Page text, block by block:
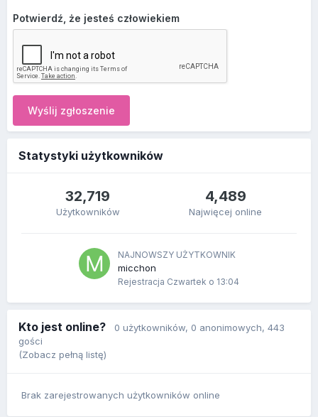
Potwierdź, że jesteś człowiekiem
Wyślij zgłoszenie
Statystyki użytkowników
32,719
Użytkowników
4,489
Najwięcej online
NAJNOWSZY UŻYTKOWNIK
micchon
Rejestracja Czwartek o 13:04
Kto jest online? 0 użytkowników, 0 anonimowych, 443
gości
(Zobacz pełną listę)
Brak zarejestrowanych użytkowników online